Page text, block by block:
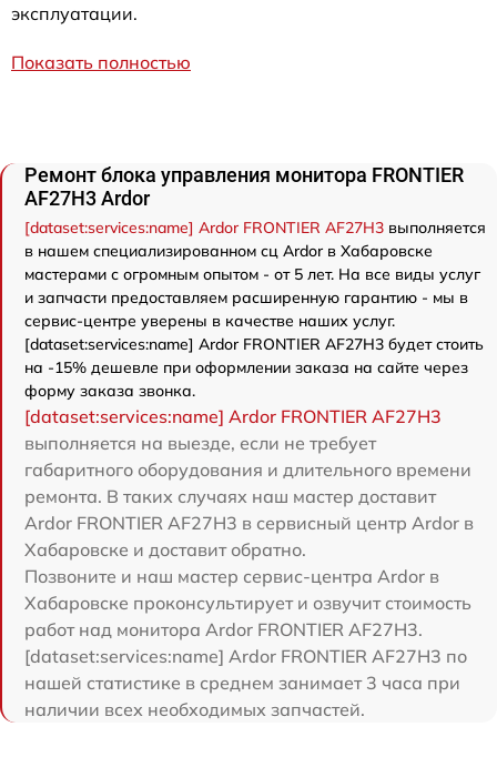
эксплуатации.
Показать полностью
Ремонт блока управления монитора FRONTIER
AF27H3 Ardor
[dataset:services:name] Ardor FRONTIER AF27H3 выполняется
в нашем специализированном сц Ardor в Хабаровске
мастерами с огромным опытом - от 5 лет. На все виды услуг
и запчасти предоставляем расширенную гарантию - мы в
сервис-центре уверены в качестве наших услуг.
[dataset:services:name] Ardor FRONTIER AF27H3 будет стоить
на -15% дешевле при оформлении заказа на сайте через
форму заказа звонка.
[dataset:services:name] Ardor FRONTIER AF27H3
выполняется на выезде, если не требует
габаритного оборудования и длительного времени
ремонта. В таких случаях наш мастер доставит
Ardor FRONTIER AF27H3 в сервисный центр Ardor в
Хабаровске и доставит обратно.
Позвоните и наш мастер сервис-центра Ardor в
Хабаровске проконсультирует и озвучит стоимость
работ над монитора Ardor FRONTIER AF27H3.
[dataset:services:name] Ardor FRONTIER AF27H3 по
нашей статистике в среднем занимает 3 часа при
наличии всех необходимых запчастей.